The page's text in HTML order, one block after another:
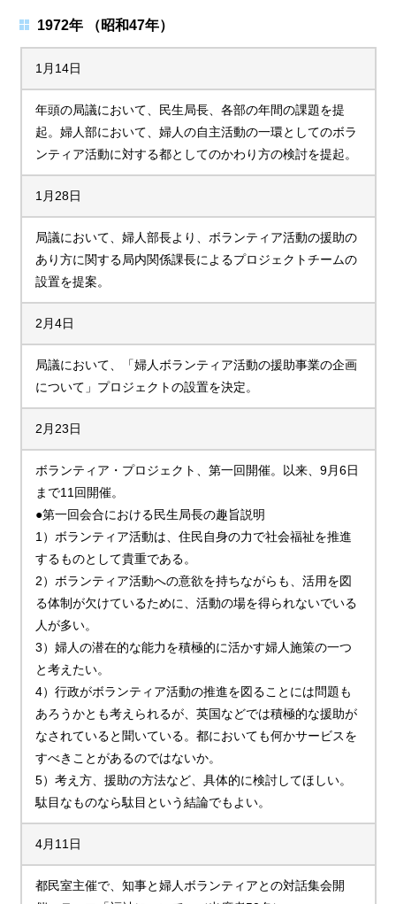
1972年 （昭和47年）
1月14日
年頭の局議において、民生局長、各部の年間の課題を提
起。婦人部において、婦人の自主活動の一環としてのボラ
ンティア活動に対する都としてのかわり方の検討を提起。
1月28日
局議において、婦人部長より、ボランティア活動の援助の
あり方に関する局内関係課長によるプロジェクトチームの
設置を提案。
2月4日
局議において、「婦人ボランティア活動の援助事業の企画
について」プロジェクトの設置を決定。
2月23日
ボランティア・プロジェクト、第一回開催。以来、9月6日
まで11回開催。
●第一回会合における民生局長の趣旨説明
1）ボランティア活動は、住民自身の力で社会福祉を推進
するものとして貴重である。
2）ボランティア活動への意欲を持ちながらも、活用を図
る体制が欠けているために、活動の場を得られないでいる
人が多い。
3）婦人の潜在的な能力を積極的に活かす婦人施策の一つ
と考えたい。
4）行政がボランティア活動の推進を図ることには問題も
あろうかとも考えられるが、英国などでは積極的な援助が
なされていると聞いている。都においても何かサービスを
すべきことがあるのではないか。
5）考え方、援助の方法など、具体的に検討してほしい。
駄目なものなら駄目という結論でもよい。
4月11日
都民室主催で、知事と婦人ボランティアとの対話集会開